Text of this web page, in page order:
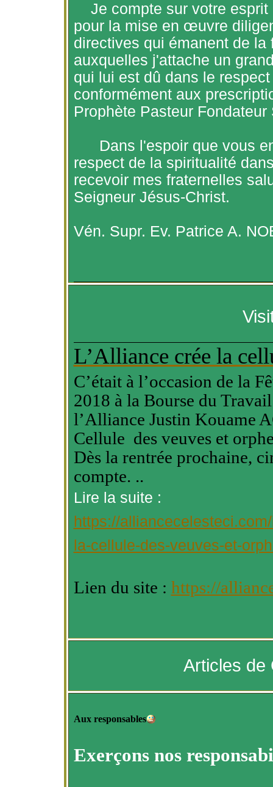
Je compte sur votre
pour la mise en œuvre
directives qui émanent de
auxquelles j'attache un
qui lui est dû dans le
conformément aux
Prophète Pasteur Fondateur
Dans l'espoir que vous
respect de la spiritualité
recevoir mes fraternelles
Seigneur Jésus-Christ.
Vén. Supr. Ev. Patrice A.
L’Alliance crée la
C’était à l’occasion de la
2018 à la Bourse du
l’Alliance Justin Kouame
Cellule des veuves et
Dès la rentrée prochaine,
compte. ..
Lire la suite :
https://
la-cellule-des-veuves-et-
Lien du site : https://
Articles de
Aux responsables
Exerçons nos